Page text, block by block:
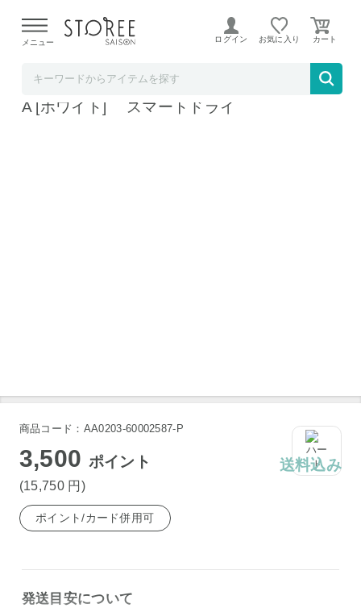
よる配送遅延が発生しております。
メニュー ログイン お気に入り
象印 スマートドライ 布団乾燥機 RF-UA10-W
A [ホワイト] スマートドライ
商品コード：AA0203-60002587-P
3,500 ポイント
(15,750 円 )
送料込み
ポイント/カード併用可
発送目安について